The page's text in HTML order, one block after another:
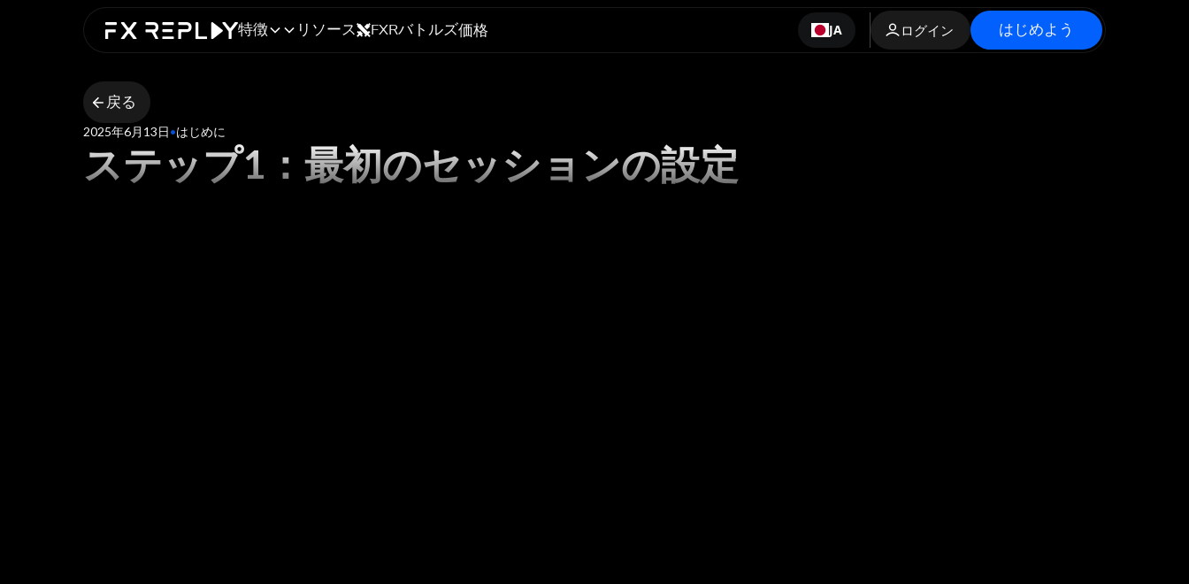
特徴 リソース FXRバトルズ価格 JA ログイン はじめよう
戻る
2025年6月13日•はじめに
ステップ1：最初のセッションの設定